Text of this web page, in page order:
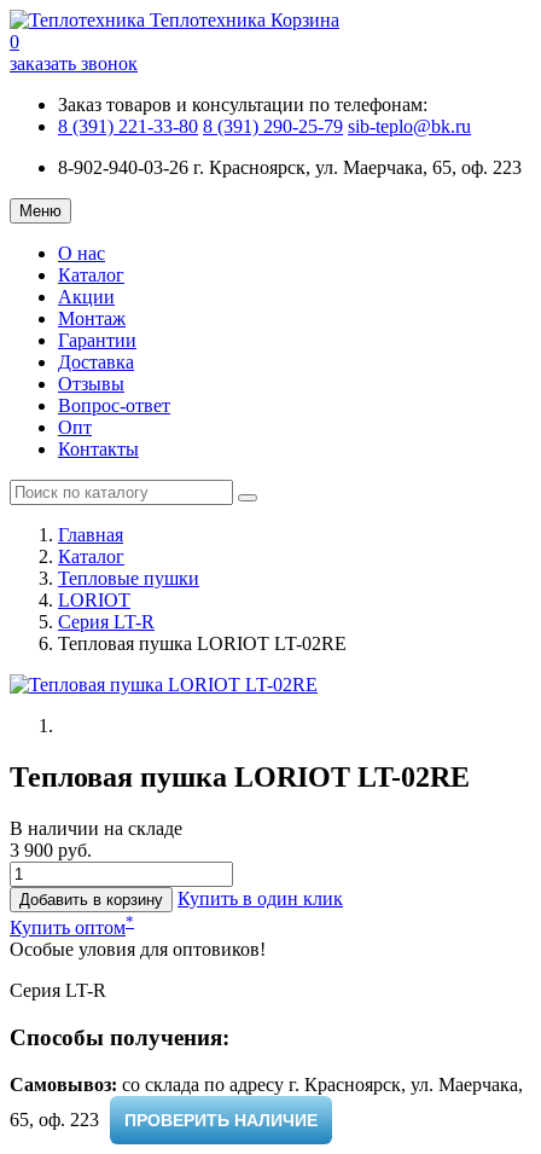
Теплотехника Корзина
0
заказать звонок
Заказ товаров и консультации по телефонам:
8 (391) 221-33-80 8 (391) 290-25-79 sib-teplo@bk.ru
8-902-940-03-26 г. Красноярск, ул. Маерчака, 65, оф. 223
Меню
О нас
Каталог
Акции
Монтаж
Гарантии
Доставка
Отзывы
Вопрос-ответ
Опт
Контакты
Главная
Каталог
Тепловые пушки
LORIOT
Серия LT-R
Тепловая пушка LORIOT LT-02RE
Тепловая пушка LORIOT LT-02RE
В наличии на складе
3 900 руб.
Добавить в корзину
Купить в один клик
Купить оптом*
Особые уловия для оптовиков!
Серия LT-R
Способы получения:
Самовывоз: cо склада по адресу г. Красноярск, ул. Маерчака,
65, оф. 223 ​
ПРОВЕРИТЬ НАЛИЧИЕ